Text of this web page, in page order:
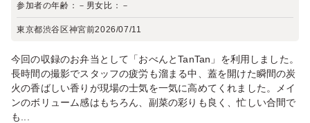
参加者の年齢： － 男女比： －
東京都渋谷区神宮前2026/07/11
今回の収録のお弁当として「おべんとTanTan」を利用しました。
長時間の撮影でスタッフの疲労も溜まる中、蓋を開けた瞬間の炭
火の香ばしい香りが現場の士気を一気に高めてくれました。メイ
ンのボリューム感はもちろん、副菜の彩りも良く、忙しい合間で
も...